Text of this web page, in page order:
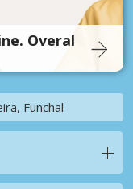
Overal
Funchal